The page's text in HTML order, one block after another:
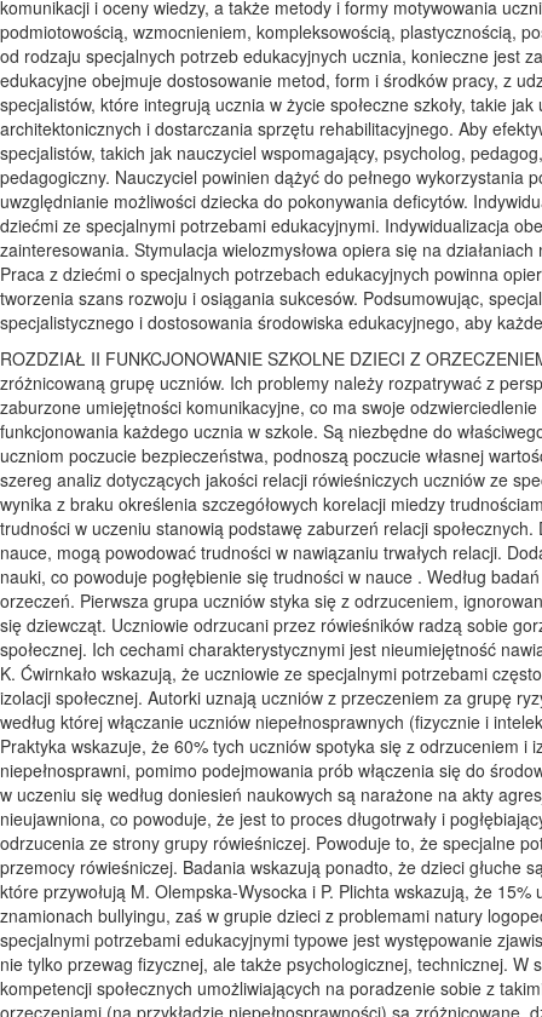
komunikacji i oceny wiedzy, a także metody i formy motywowania
podmiotowością, wzmocnieniem, kompleksowością, plastycznością,
od rodzaju specjalnych potrzeb edukacyjnych ucznia, konieczne jest
edukacyjne obejmuje dostosowanie metod, form i środków pracy, z
specjalistów, które integrują ucznia w życie społeczne szkoły, takie
architektonicznych i dostarczania sprzętu rehabilitacyjnego. Aby
specjalistów, takich jak nauczyciel wspomagający, psycholog,
pedagogiczny. Nauczyciel powinien dążyć do pełnego
uwzględnianie możliwości dziecka do pokonywania deficytów.
dziećmi ze specjalnymi potrzebami edukacyjnymi. Indywidualizacja
zainteresowania. Stymulacja wielozmysłowa opiera się na
Praca z dziećmi o specjalnych potrzebach edukacyjnych powinna
tworzenia szans rozwoju i osiągania sukcesów. Podsumowując,
specjalistycznego i dostosowania środowiska edukacyjnego, aby
ROZDZIAŁ II FUNKCJONOWANIE SZKOLNE DZIECI Z ORZECZENIEM 2.1. Relacje rówieśnicze Uczniowie ze specjalnymi potrzebami edukacyjnymi stanowią zróżnicowaną grupę uczniów. Ich problemy należy rozpatrywać z perspektywy indywidualnej. Jednakże, w wielu przypadkach, ich cechą wspólną są zaburzone umiejętności komunikacyjne, co ma swoje odzwierciedlenie w relacjach rówieśniczych. Prawidłowe relacje rówieśnicze są podstawą pozytywnego funkcjonowania każdego ucznia w szkole. Są niezbędne do właściwego rozwoju psychospołecznego oraz intelektualnego. Kontakty społeczne zapewniają uczniom poczucie bezpieczeństwa, podnoszą poczucie własnej wartości, samooceny, zaspakajają potrzebę przynależności . W literaturze dostępny jest szereg analiz dotyczących jakości relacji rówieśniczych uczniów ze specjalnymi potrzebami edukacyjnymi. Jednakże ich wyniki są niejednoznaczne. Trudność wynika z braku określenia szczegółowych korelacji miedzy trudnościami w uczeniu się i trudnościami w relacjach z rówieśnikami. W niektórych przypadkach trudności w uczeniu stanowią podstawę zaburzeń relacji społecznych. Dotyczy to m.in. uczniów z zaburzeniami ze spektrum autyzmu. Jednakże trudności w nauce, mogą powodować trudności w nawiązaniu trwałych relacji. Dodatkowo, konsekwencją negatywnych relacji z rówieśnikami jest obniżenie motywacji do nauki, co powoduje pogłębienie się trudności w nauce . Według badań uczniowie z trudnościami w nauce osiągają niższe wyniki niż ich rówieśnicy bez orzeczeń. Pierwsza grupa uczniów styka się z odrzuceniem, ignorowaniem, brakiem popularności. Postawy te najczęściej występują wobec słabiej uczących się dziewcząt. Uczniowie odrzucani przez rówieśników radzą sobie gorzej w wielu sytuacjach społecznych, z powodu słabiej rozwiniętej kompetencji społecznej. Ich cechami charakterystycznymi jest nieumiejętność nawiązywania i podtrzymywania relacji, brak umiejętności rozwiązywania konfliktów . A. Żyta i K. Ćwirnkało wskazują, że uczniowie ze specjalnymi potrzebami często mają problemy z funkcjonowaniem społecznym. Występuje wśród nich wysoki poziom izolacji społecznej. Autorki uznają uczniów z przeczeniem za grupę ryzyka w zakresie nieudanych relacji interpersonalnych . Odnoszą się ponadto do idei według której włączanie uczniów niepełnosprawnych (fizycznie i intelektualnie) do szkół ogólnych ma sprzyjać poprawie funkcjonowania społecznego. Praktyka wskazuje, że 60% tych uczniów spotyka się z odrzuceniem i izolacją. Założenia integracyjne w rzeczywistości odbiegają od założeń. Uczniowie niepełnosprawni, pomimo podejmowania prób włączenia się do środowiska rówieśniczego, często nie czują się dobrze w tych grupach . Dzieci z trudnościami w uczeniu się według doniesień naukowych są narażone na akty agresji w relacjach społecznych z rówieśnikami. Co istotne, krzywda ta często zostaje nieujawniona, co powoduje, że jest to proces długotrwały i pogłębiający się. Według badań K. Kavale i S. Forness, około 80% tej grupy uczniów doświadcza odrzucenia ze strony grupy rówieśniczej. Powoduje to, że specjalne potrzeby edukacyjne są uznawane za czynnik ryzyka, sprzyjający stawaniu się ofiarą przemocy rówieśniczej. Badania wskazują ponadto, że dzieci głuche są ofiarami przemocy ponad trzykrotnie częściej niż ich rówieśnicy. Badania szkockie, które przywołują M. Olempska-Wysocka i P. Plichta wskazują, że 15% uczniów ze specjalnymi potrzebami edukacyjnymi doświadczało agresji rówieśniczej o znamionach bullyingu, zaś w grupie dzieci z problemami natury logopedycznej takie zachowania wystąpiły w przypadku w39% . W grupie uczniów ze specjalnymi potrzebami edukacyjnymi typowe jest występowanie zjawiska nierównowagi sił między nimi a sprawcami, którzy zazwyczaj są silniejsi. Dotyczy to nie tylko przewag fizycznej, ale także psychologicznej, technicznej. W szczególnie trudnej sytuacji znajdują się uczniowie nieposiadający odpowiednich kompetencji społecznych umożliwiających na poradzenie sobie z takimi trudnymi sytuacjami . Z. Gajdzica podkreślając, że relacje rówieśnicze uczniów z orzeczeniami (na przykładzie niepełnosprawności) są zróżnicowane, dzieli je na trzy grupy. Pierwsza obejmuje grupy opierające się na partnerstwie i pełnym udziale uczniów z orzeczeniami w życiu społecznym rówieśników. Grupa ta cechuje się tolerancyjnością, brakiem stygmatyzacji i stereotypowego myślenia.